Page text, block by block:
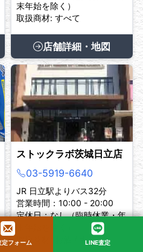
末年始を除く）
取扱商材: すべて
店舗詳細・地図
ストックラボ茨城日立店
03-5919-6640
JR 日立駅よりバス32分
営業時間：10:00 - 20:00
定休日：なし（臨時休業・年
取扱商材: お酒 / 毛皮
定フォーム LINE査定